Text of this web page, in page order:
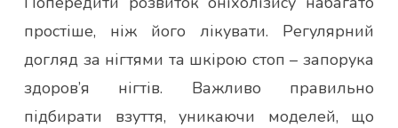
простіше, ніж його лікувати. Регулярний
догляд за нігтями та шкірою стоп – запорука
здоров’я нігтів. Важливо правильно
підбирати взуття, уникаючи моделей, що